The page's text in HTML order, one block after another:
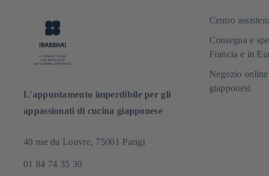
L'appuntamento imperdibile per gli
appassionati di cucina giapponese
40 rue du Louvre, 75001 Parigi
01 84 74 35 30
Centro
Consegna e
Francia e in
Negozio
giapponesi